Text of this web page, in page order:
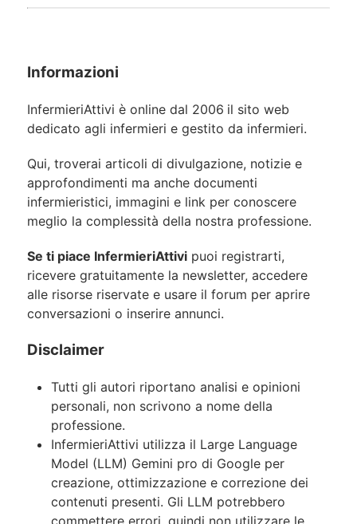
Informazioni
InfermieriAttivi è online dal 2006 il sito web
dedicato agli infermieri e gestito da infermieri.
Qui, troverai articoli di divulgazione, notizie e
approfondimenti ma anche documenti
infermieristici, immagini e link per conoscere
meglio la complessità della nostra professione.
Se ti piace InfermieriAttivi puoi registrarti,
ricevere gratuitamente la newsletter, accedere
alle risorse riservate e usare il forum per aprire
conversazioni o inserire annunci.
Disclaimer
Tutti gli autori riportano analisi e opinioni
personali, non scrivono a nome della
professione.
InfermieriAttivi utilizza il Large Language
Model (LLM) Gemini pro di Google per
creazione, ottimizzazione e correzione dei
contenuti presenti. Gli LLM potrebbero